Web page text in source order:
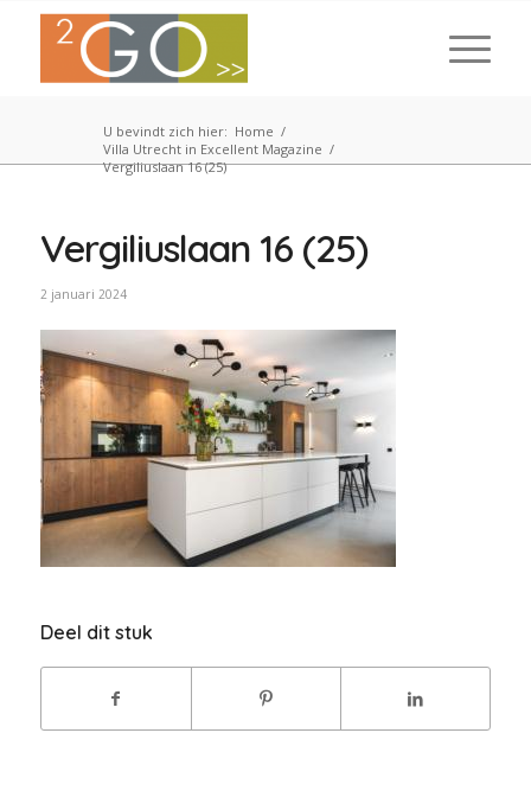
U bevindt zich hier: Home /
Villa Utrecht in Excellent Magazine /
Vergiliuslaan 16 (25)
Vergiliuslaan 16 (25)
2 januari 2024
Deel dit stuk